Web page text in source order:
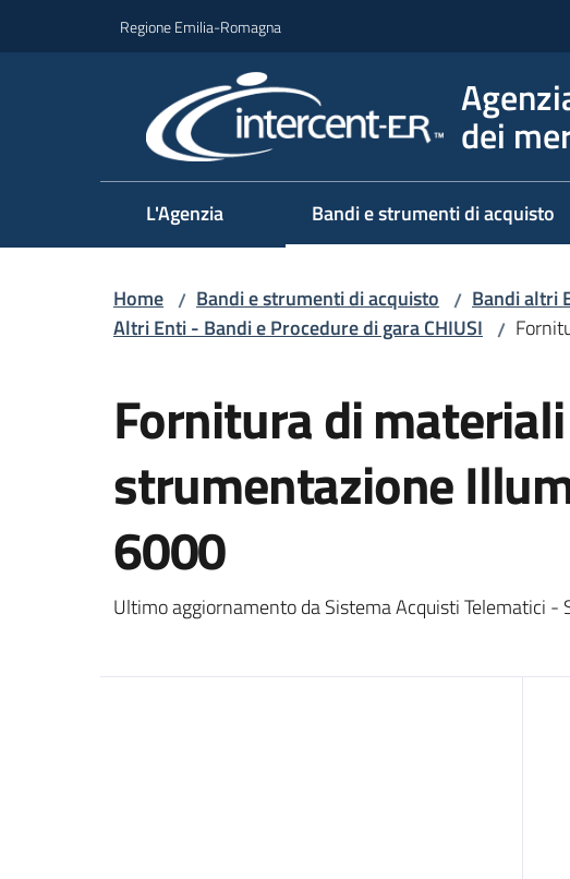
Regione Emilia-Romagna
dei
L'Agenzia Bandi e strumenti di acquisto
Home / Bandi e strumenti di acquisto / Bandi altri
Altri Enti - Bandi e Procedure di gara CHIUSI /
Fornitura di
strumentazione
6000
Ultimo aggiornamento da Sistema Acquisti Telematici -